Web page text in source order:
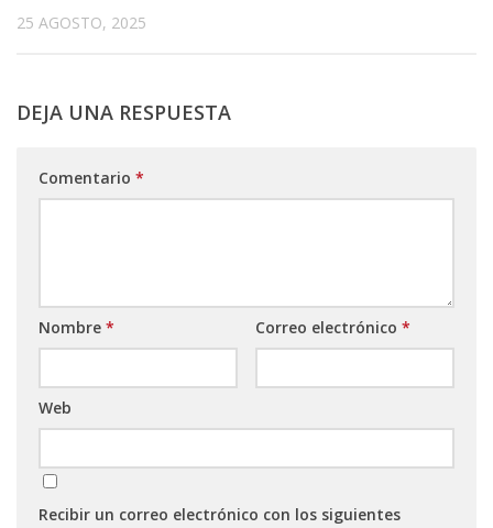
25 AGOSTO, 2025
DEJA UNA RESPUESTA
Comentario *
Nombre * Correo electrónico *
Web
Recibir un correo electrónico con los siguientes